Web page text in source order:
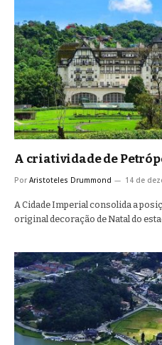
A criatividade de
Por Aristoteles Drummond 14 de
A Cidade Imperial consolida a
original decoração de Natal do